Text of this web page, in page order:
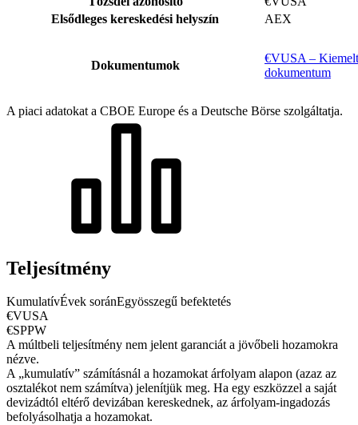
Elsődleges kereskedési helyszín
AEX
Dokumentumok
€VUSA –
dokumentum
A piaci adatokat a CBOE Europe és a Deutsche Börse szolgáltatja.
Teljesítmény
KumulatívÉvek soránEgyösszegű befektetés
€VUSA
€SPPW
A múltbeli teljesítmény nem jelent garanciát a jövőbeli hozamokra
nézve.
A „kumulatív” számításnál a hozamokat árfolyam alapon (azaz az
osztalékot nem számítva) jelenítjük meg. Ha egy eszközzel a saját
devizádtól eltérő devizában kereskednek, az árfolyam-ingadozás
befolyásolhatja a hozamokat.